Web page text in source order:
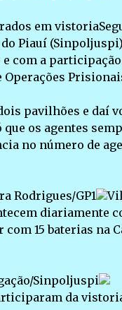
em
Piauí
e com a
Operações
pavilhões e daí
que os agentes
no número de
Rodrigues/GP1
diariamente
15 baterias na
Sinpoljuspi
da